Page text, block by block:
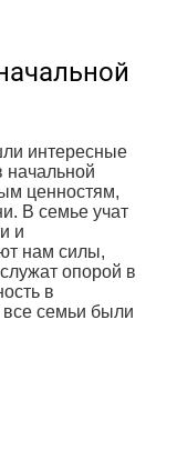
интересные
начальной
ценностям,
В семье учат
и
нам силы,
опорой в
в
семьи были